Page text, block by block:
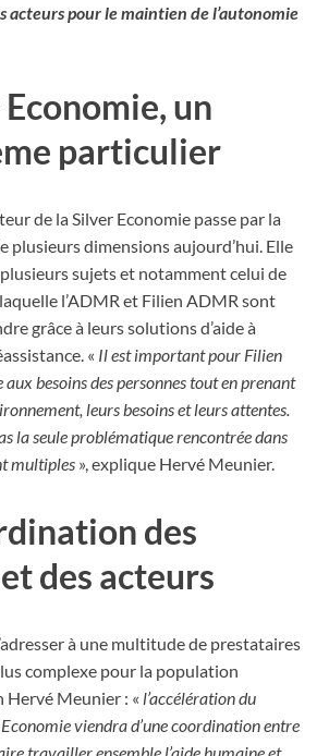
acteurs pour le maintien de l’autonomie
un
particulier
de la Silver Economie passe par la
plusieurs dimensions aujourd’hui. Elle
sujets et notamment celui de
l’ADMR et Filien ADMR sont
grâce à leurs solutions d’aide à
« Il est important pour Filien
besoins des personnes tout en prenant
leurs besoins et leurs attentes.
la seule problématique rencontrée dans
multiples », explique Hervé Meunier.
des
des acteurs
à une multitude de prestataires
complexe pour la population
Hervé Meunier : « l’accélération du
viendra d’une coordination entre